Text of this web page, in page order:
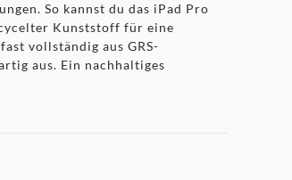
So kannst du das iPad Pro
Kunststoff für eine
vollständig aus GRS-
aus. Ein nachhaltiges